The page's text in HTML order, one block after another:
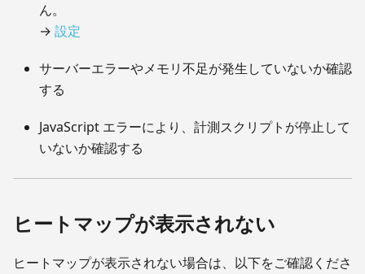
ん。
→ 設定
サーバーエラーやメモリ不足が発生していないか確認
する
JavaScript エラーにより、計測スクリプトが停止して
いないか確認する
ヒートマップが表示されない
ヒートマップが表示されない場合は、以下をご確認くださ